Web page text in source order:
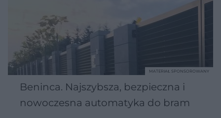
Beninca. Najszybsza, bezpieczna i
nowoczesna automatyka do bram
MATERIAŁ SPONSOROWANY